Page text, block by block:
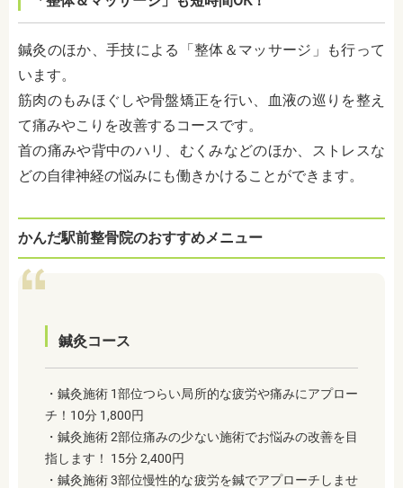
鍼灸のほか、手技による「整体＆マッサージ」も行って
います。
筋肉のもみほぐしや骨盤矯正を行い、血液の巡りを整え
て痛みやこりを改善するコースです。
首の痛みや背中のハリ、むくみなどのほか、ストレスな
どの自律神経の悩みにも働きかけることができます。
かんだ駅前整骨院のおすすめメニュー
鍼灸コース
・鍼灸施術 1部位つらい局所的な疲労や痛みにアプロー
チ！10分 1,800円
・鍼灸施術 2部位痛みの少ない施術でお悩みの改善を目
指します！ 15分 2,400円
・鍼灸施術 3部位慢性的な疲労を鍼でアプローチしませ